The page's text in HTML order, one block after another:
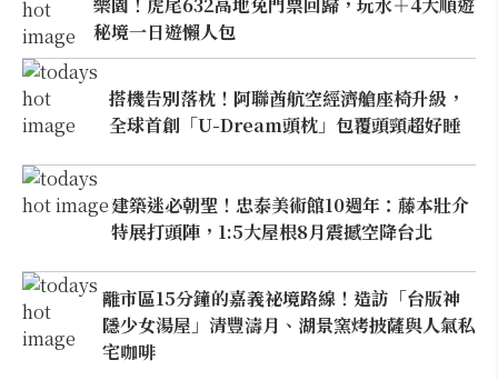
秘境一日遊懶人包
搭機告別落枕！阿聯酋航空經濟艙座椅升級，
全球首創「U-Dream頭枕」包覆頭頸超好睡
建築迷必朝聖！忠泰美術館10週年：藤本壯介
特展打頭陣，1:5大屋根8月震撼空降台北
離市區15分鐘的嘉義祕境路線！造訪「台版神
隱少女湯屋」清豐濤月、湖景窯烤披薩與人氣私
宅咖啡